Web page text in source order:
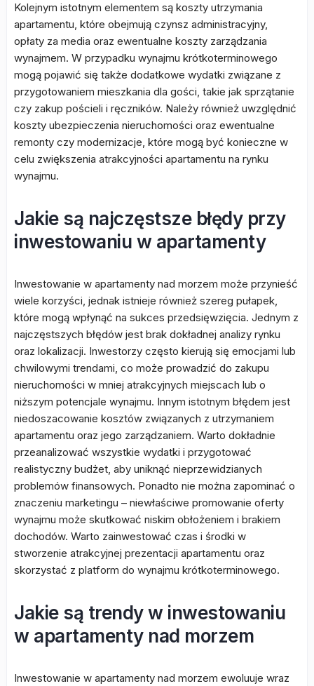
Kolejnym istotnym elementem są koszty utrzymania
apartamentu, które obejmują czynsz administracyjny,
opłaty za media oraz ewentualne koszty zarządzania
wynajmem. W przypadku wynajmu krótkoterminowego
mogą pojawić się także dodatkowe wydatki związane z
przygotowaniem mieszkania dla gości, takie jak sprzątanie
czy zakup pościeli i ręczników. Należy również uwzględnić
koszty ubezpieczenia nieruchomości oraz ewentualne
remonty czy modernizacje, które mogą być konieczne w
celu zwiększenia atrakcyjności apartamentu na rynku
wynajmu.
Jakie są najczęstsze błędy przy
inwestowaniu w apartamenty
Inwestowanie w apartamenty nad morzem może przynieść
wiele korzyści, jednak istnieje również szereg pułapek,
które mogą wpłynąć na sukces przedsięwzięcia. Jednym z
najczęstszych błędów jest brak dokładnej analizy rynku
oraz lokalizacji. Inwestorzy często kierują się emocjami lub
chwilowymi trendami, co może prowadzić do zakupu
nieruchomości w mniej atrakcyjnych miejscach lub o
niższym potencjale wynajmu. Innym istotnym błędem jest
niedoszacowanie kosztów związanych z utrzymaniem
apartamentu oraz jego zarządzaniem. Warto dokładnie
przeanalizować wszystkie wydatki i przygotować
realistyczny budżet, aby uniknąć nieprzewidzianych
problemów finansowych. Ponadto nie można zapominać o
znaczeniu marketingu – niewłaściwe promowanie oferty
wynajmu może skutkować niskim obłożeniem i brakiem
dochodów. Warto zainwestować czas i środki w
stworzenie atrakcyjnej prezentacji apartamentu oraz
skorzystać z platform do wynajmu krótkoterminowego.
Jakie są trendy w inwestowaniu
w apartamenty nad morzem
Inwestowanie w apartamenty nad morzem ewoluuje wraz